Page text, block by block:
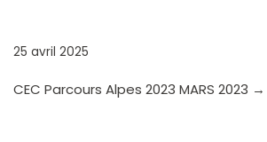
25 avril 2025
CEC Parcours Alpes 2023 MARS 2023 →